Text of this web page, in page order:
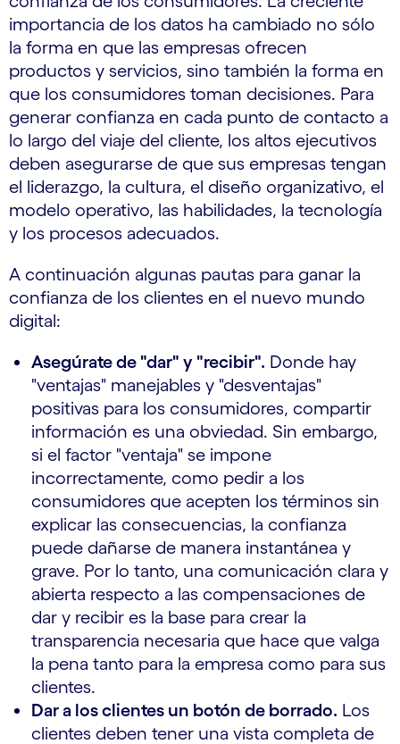
importancia de los datos ha cambiado no sólo
la forma en que las empresas ofrecen
productos y servicios, sino también la forma en
que los consumidores toman decisiones. Para
generar confianza en cada punto de contacto a
lo largo del viaje del cliente, los altos ejecutivos
deben asegurarse de que sus empresas tengan
el liderazgo, la cultura, el diseño organizativo, el
modelo operativo, las habilidades, la tecnología
y los procesos adecuados.
A continuación algunas pautas para ganar la
confianza de los clientes en el nuevo mundo
digital:
Asegúrate de "dar" y "recibir". Donde hay
"ventajas" manejables y "desventajas"
positivas para los consumidores, compartir
información es una obviedad. Sin embargo,
si el factor "ventaja" se impone
incorrectamente, como pedir a los
consumidores que acepten los términos sin
explicar las consecuencias, la confianza
puede dañarse de manera instantánea y
grave. Por lo tanto, una comunicación clara y
abierta respecto a las compensaciones de
dar y recibir es la base para crear la
transparencia necesaria que hace que valga
la pena tanto para la empresa como para sus
clientes.
Dar a los clientes un botón de borrado. Los
clientes deben tener una vista completa de